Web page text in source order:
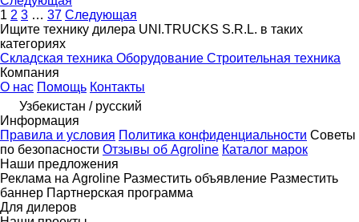
1 2 3 … 37 Следующая
Ищите технику дилера UNI.TRUCKS S.R.L. в таких
категориях
Складская техника Оборудование Строительная техника
Компания
О нас Помощь Контакты
Узбекистан / русский
Информация
Правила и условия Политика конфиденциальности Советы
по безопасности Отзывы об Agroline Каталог марок
Наши предложения
Реклама на Agroline Разместить объявление Разместить
баннер Партнерская программа
Для дилеров